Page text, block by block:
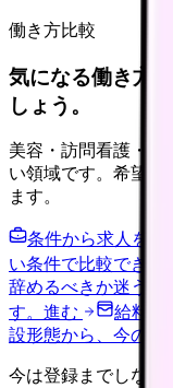
働き方比較
気になる働き方
しょう。
美容・訪問看護・ク
い領域です。希望条
ます。
条件から求人を見
い条件で比較できま
辞めるべきか迷う前
す。 進む 給料コ
設形態から、今の給
今は登録までしない